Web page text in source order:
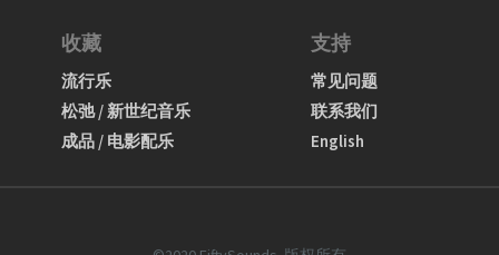
收藏
流行乐
松弛 / 新世纪音乐
成品 / 电影配乐
支持
常见问题
联系我们
English